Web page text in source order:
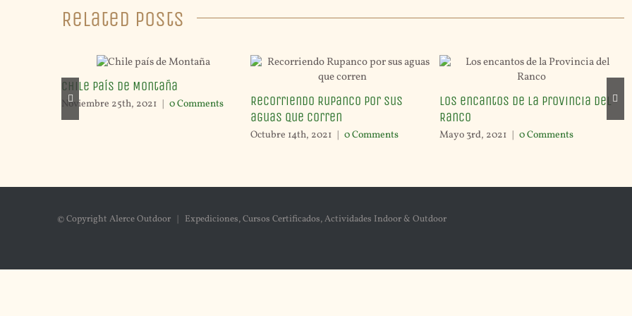
Related Posts
Chile país de Montaña
Noviembre 25th, 2021 | 0 Comments
Recorriendo Rupanco por sus
aguas que corren
Octubre 14th, 2021 | 0 Comments
Los encantos de la Provincia del
Ranco
Mayo 3rd, 2021 | 0 Comments
© Copyright Alerce Outdoor | Expediciones, Cursos Certificados, Actividades Indoor & Outdoor